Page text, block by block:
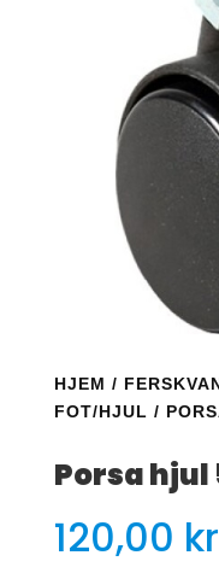
HJEM /
FOT/HJUL /
Porsa hjul
120,00 kr